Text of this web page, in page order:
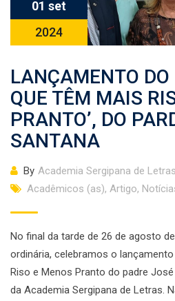
01 set
2024
LANÇAMENTO DO
QUE TÊM MAIS
PRANTO’, DO
SANTANA
By Academia Sergipana de Letras
Acadêmicos (as), Artigo,
No final da tarde de 26 de agosto
ordinária, celebramos o
Riso e Menos Pranto do padre
da Academia Sergipana de Letras.